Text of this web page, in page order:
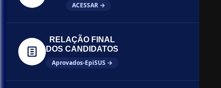
ACESSAR →
RELAÇÃO FINAL
DOS CANDIDATOS
Aprovados-EpiSUS →